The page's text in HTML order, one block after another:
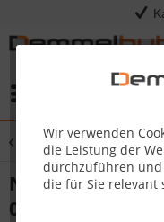
Wir verwenden
die Leistung der
durchzuführen
die für Sie relevant
Übersicht
NGZ STRAP LPG
0003